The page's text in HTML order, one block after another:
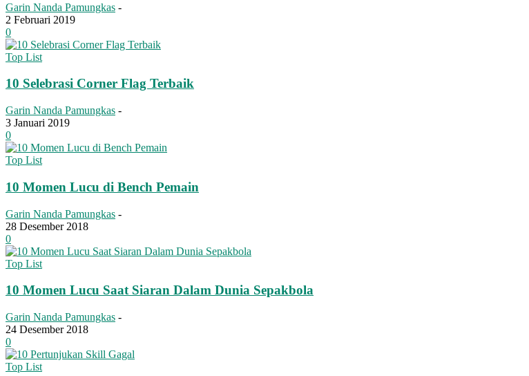
Garin Nanda Pamungkas -
2 Februari 2019
0
Top List
10 Selebrasi Corner Flag Terbaik
Garin Nanda Pamungkas -
3 Januari 2019
0
Top List
10 Momen Lucu di Bench Pemain
Garin Nanda Pamungkas -
28 Desember 2018
0
Top List
10 Momen Lucu Saat Siaran Dalam Dunia Sepakbola
Garin Nanda Pamungkas -
24 Desember 2018
0
Top List